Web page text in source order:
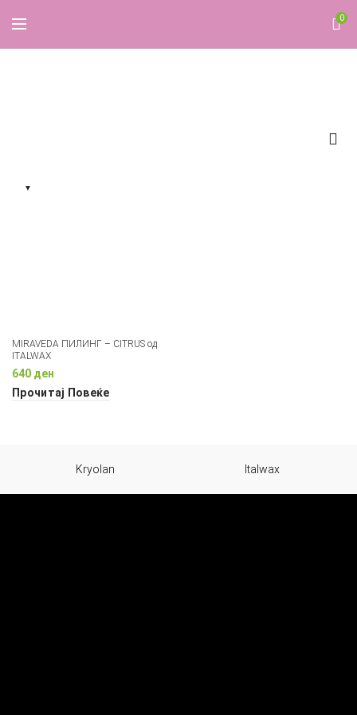
0
▼
MIRAVEDA ПИЛИНГ – CITRUS од
ITALWAX
640 ден
Прочитај Повеќе
Kryolan Italwax